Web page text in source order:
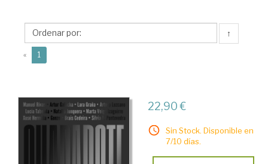
Manuel
↑
« 1
22,90 €
Sin Stock. Disponible en
7/10 días.